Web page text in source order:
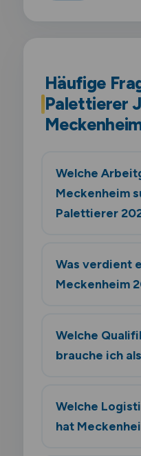
Häufige
Palettierer
Welche
Meckenheim
Palettierer
Was verdient
Meckenheim
Welche
brauche ich
Welche
hat